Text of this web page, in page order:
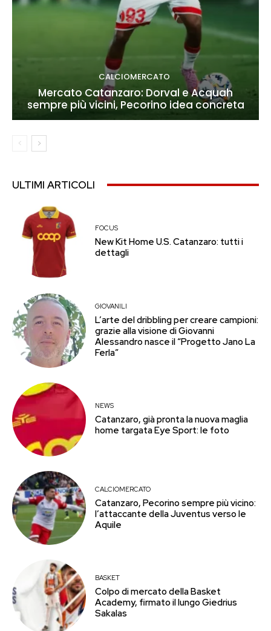
CALCIOMERCATO
Mercato Catanzaro: Dorval e Acquah
sempre più vicini, Pecorino idea concreta
ULTIMI ARTICOLI
FOCUS
New Kit Home U.S. Catanzaro: tutti i
dettagli
GIOVANILI
L’arte del dribbling per creare campioni:
grazie alla visione di Giovanni
Alessandro nasce il “Progetto Jano La
Ferla”
NEWS
Catanzaro, già pronta la nuova maglia
home targata Eye Sport: le foto
CALCIOMERCATO
Catanzaro, Pecorino sempre più vicino:
l’attaccante della Juventus verso le
Aquile
BASKET
Colpo di mercato della Basket
Academy, firmato il lungo Giedrius
Sakalas